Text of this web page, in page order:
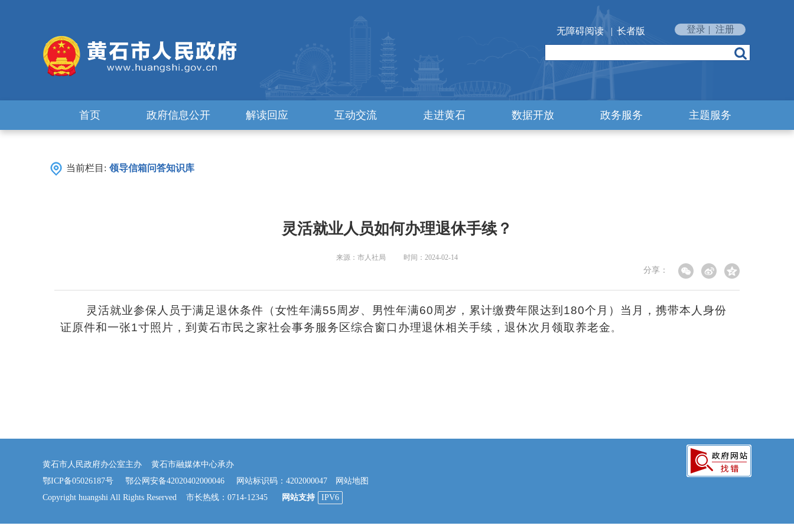
无障碍阅读 | 长者版 登录 | 注册
首页 政府信息公开 解读回应 互动交流 走进黄石 数据开放 政务服务 主题服务
当前栏目: 领导信箱问答知识库
灵活就业人员如何办理退休手续？
来源：市人社局 时间：2024-02-14
分享：
灵活就业参保人员于满足退休条件（女性年满55周岁、男性年满60周岁，累计缴费年限达到180个月）当月，携带本人身份
证原件和一张1寸照片，到黄石市民之家社会事务服务区综合窗口办理退休相关手续，退休次月领取养老金 。
黄石市人民政府办公室主办 黄石市融媒体中心承办
鄂ICP备05026187号
鄂公网安备42020402000046 网站标识码：4202000047
网站地图
Copyright huangshi All Rights Reserved 市长热线：0714-12345
网站支持 IPV6